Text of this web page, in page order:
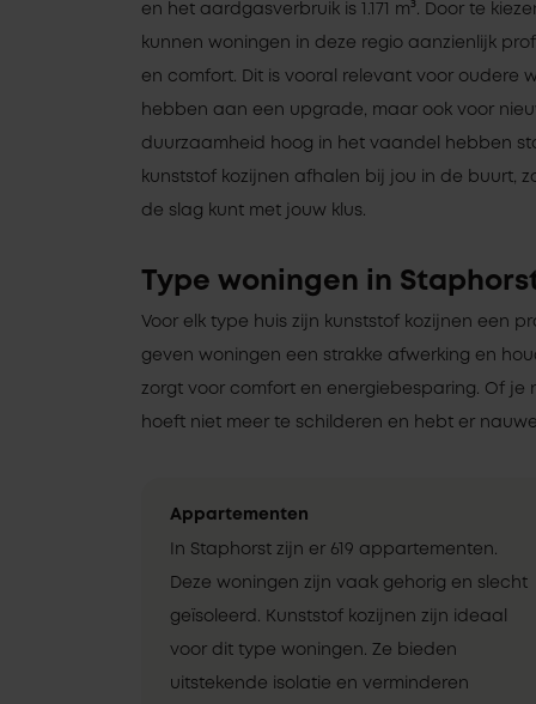
en het aardgasverbruik is 1.171 m³. Door te
kunnen woningen in deze regio aanzienlijk
en comfort. Dit is vooral relevant voor oudere
hebben aan een upgrade, maar ook voor
duurzaamheid hoog in het vaandel hebben
kunststof kozijnen afhalen bij jou in de buurt,
de slag kunt met jouw klus.
Type woningen in
Voor elk type huis zijn kunststof kozijnen een
geven woningen een strakke afwerking en
zorgt voor comfort en energiebesparing. Of je
hoeft niet meer te schilderen en hebt er
Appartementen
In Staphorst zijn er 619 appartementen.
Deze woningen zijn vaak gehorig en slecht
geïsoleerd. Kunststof kozijnen zijn ideaal
voor dit type woningen. Ze bieden
uitstekende isolatie en verminderen